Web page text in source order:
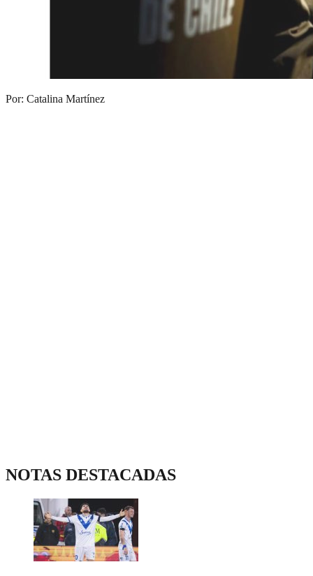
Por: Catalina Martínez
NOTAS DESTACADAS